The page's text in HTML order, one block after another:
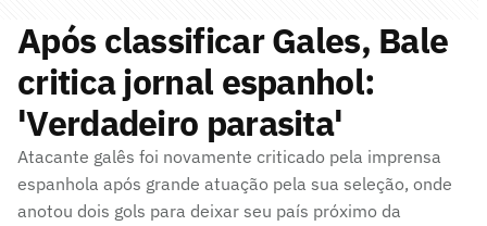
Após classificar Gales, Bale
critica jornal espanhol:
'Verdadeiro parasita'
Atacante galês foi novamente criticado pela imprensa
espanhola após grande atuação pela sua seleção, onde
anotou dois gols para deixar seu país próximo da